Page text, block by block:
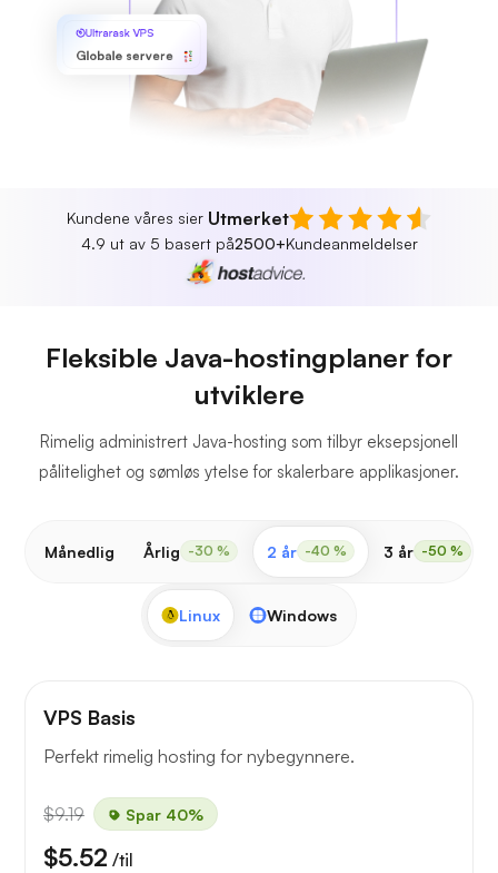
Ultrarask VPS
Globale servere
Kundene våres sier Utmerket
4.9 ut av 5 basert på2500+Kundeanmeldelser
Fleksible Java-hostingplaner for
utviklere
Rimelig administrert Java-hosting som tilbyr eksepsjonell
pålitelighet og sømløs ytelse for skalerbare applikasjoner.
Månedlig Årlig -30 % 2 år -40 % 3 år -50 %
Linux Windows
VPS Basis
Perfekt rimelig hosting for nybegynnere.
$9.19 Spar 40%
$5.52 /til